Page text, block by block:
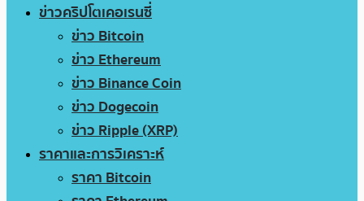
ข่าวคริปโตเคอเรนซี่
ข่าว Bitcoin
ข่าว Ethereum
ข่าว Binance Coin
ข่าว Dogecoin
ข่าว Ripple (XRP)
ราคาและการวิเคราะห์
ราคา Bitcoin